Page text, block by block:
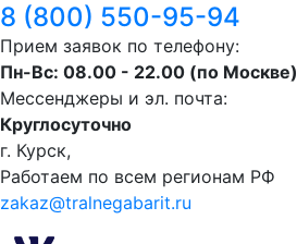
8 (800) 550-95-94
Прием заявок по телефону:
Пн-Вс: 08.00 - 22.00 (по Москве)
Мессенджеры и эл. почта:
Круглосуточно
г. Курск,
Работаем по всем регионам РФ
zakaz@tralnegabarit.ru